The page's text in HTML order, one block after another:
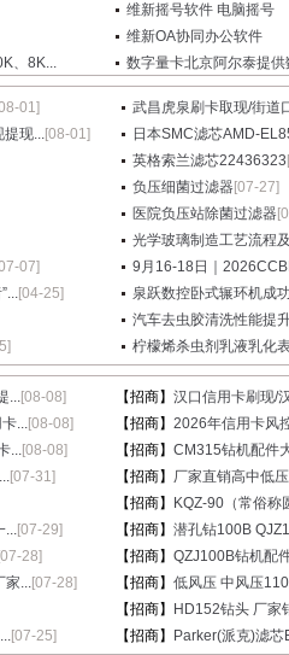
维新摇号软件 电脑摇号
维新OA协同办公软件
、8K...
数字量卡北京阿尔泰提
01] 武昌虎泉刷卡取现/街道
提现...[08-01] 日本SMC滤芯AMD-
英格索兰滤芯22436323
负压细菌过滤器[07-27]
医院负压站除菌过滤器
光学玻璃制造工艺流程
07] 9月16-18日｜
[04-25] 泉跃数控卧式辗环机成
汽车去虫胶清洗性能提
柠檬烯杀虫剂乳液乳化
...[08-08] 【招商】 汉口信用卡刷现/
...[08-08] 【招商】 2026年信用卡风
...[08-08] 【招商】 CM315钻机配件
[07-31] 【招商】 厂家直销高中低
【招商】 KQZ-90（常俗称
...[07-29] 【招商】 潜孔钻100B
[07-28] 【招商】 QZJ100B钻机配
家...[07-28] 【招商】 低风压 中风压
【招商】 HD152钻头 厂家
[07-25] 【招商】 Parker(派克)滤